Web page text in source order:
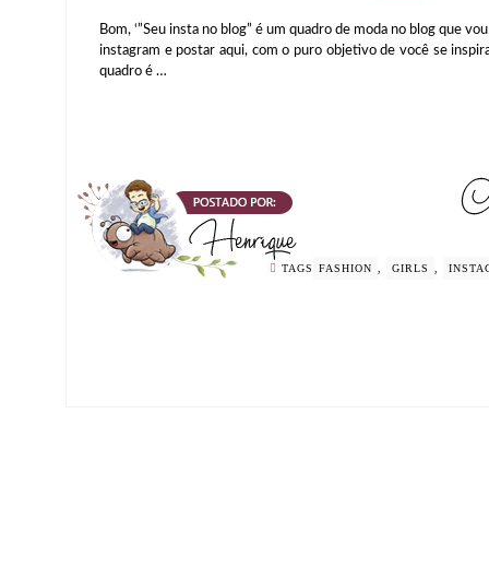
Bom, ‘”Seu insta no blog” é um quadro de moda no blog que
instagram e postar aqui, com o puro objetivo de você se
quadro é …
TAGS FASHION GIRLS